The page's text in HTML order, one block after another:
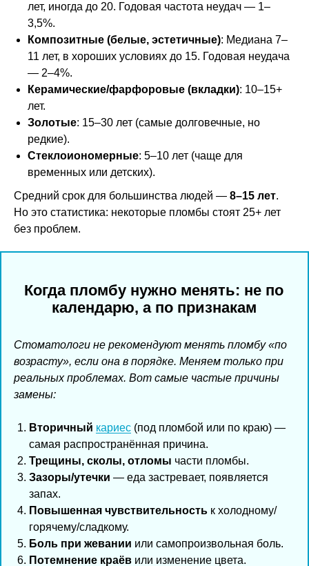
лет, иногда до 20. Годовая частота неудач — 1–
3,5%.
Композитные (белые, эстетичные): Медиана 7–
11 лет, в хороших условиях до 15. Годовая неудача
— 2–4%.
Керамические/фарфоровые (вкладки): 10–15+
лет.
Золотые: 15–30 лет (самые долговечные, но
редкие).
Стеклоиономерные: 5–10 лет (чаще для
временных или детских).
Средний срок для большинства людей — 8–15 лет.
Но это статистика: некоторые пломбы стоят 25+ лет
без проблем.
Когда пломбу нужно менять: не по
календарю, а по признакам
Стоматологи не рекомендуют менять пломбу «по
возрасту», если она в порядке. Меняем только при
реальных проблемах. Вот самые частые причины
замены:
Вторичный кариес (под пломбой или по краю) —
самая распространённая причина.
Трещины, сколы, отломы части пломбы.
Зазоры/утечки — еда застревает, появляется
запах.
Повышенная чувствительность к холодному/
горячему/сладкому.
Боль при жевании или самопроизвольная боль.
Потемнение краёв или изменение цвета.